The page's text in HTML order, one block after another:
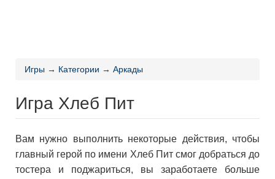
Игры → Категории → Аркады
Игра Хлеб Пит
Вам нужно выполнить некоторые действия, чтобы
главный герой по имени Хлеб Пит смог добраться до
тостера и поджариться, вы заработаете больше